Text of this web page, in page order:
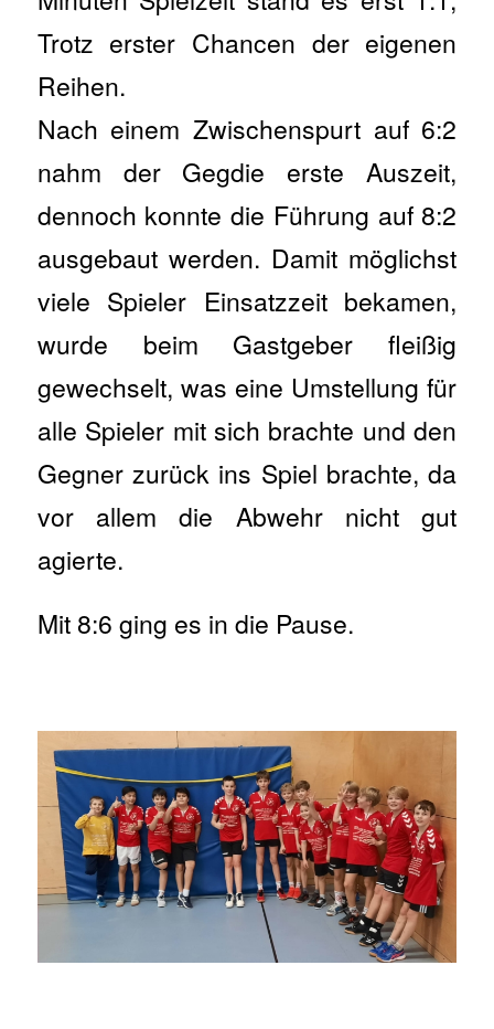
Trotz erster Chancen der eigenen
Reihen.
Nach einem Zwischenspurt auf 6:2
nahm der Gegdie erste Auszeit,
dennoch konnte die Führung auf 8:2
ausgebaut werden. Damit möglichst
viele Spieler Einsatzzeit bekamen,
wurde beim Gastgeber fleißig
gewechselt, was eine Umstellung für
alle Spieler mit sich brachte und den
Gegner zurück ins Spiel brachte, da
vor allem die Abwehr nicht gut
agierte.
Mit 8:6 ging es in die Pause.